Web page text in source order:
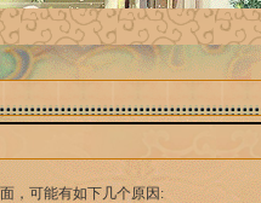
，可能有如下几个原因: